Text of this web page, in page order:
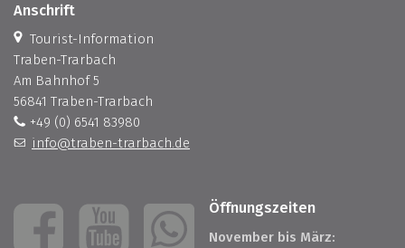
Anschrift
Tourist-Information
Traben-Trarbach
Am Bahnhof 5
56841 Traben-Trarbach
+49 (0) 6541 83980
info@traben-trarbach.de
Öffnungszeiten
November bis März: